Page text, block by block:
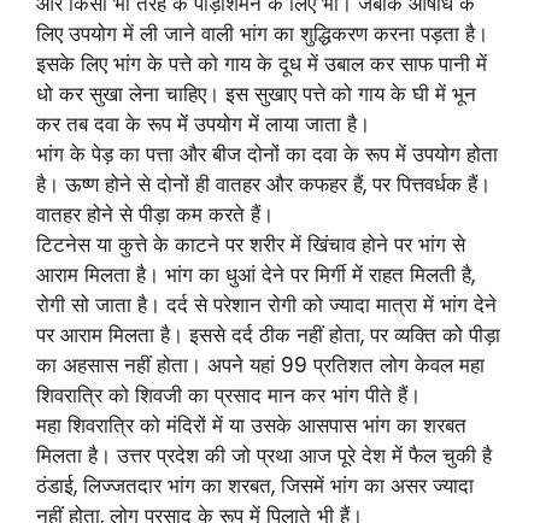
लिए उपयोग में ली जाने वाली भांग का शुद्धिकरण करना पड़ता है।
इसके लिए भांग के पत्ते को गाय के दूध में उबाल कर साफ पानी में
धो कर सुखा लेना चाहिए। इस सुखाए पत्ते को गाय के घी में भून
कर तब दवा के रूप में उपयोग में लाया जाता है।
भांग के पेड़ का पत्ता और बीज दोनों का दवा के रूप में उपयोग होता
है। ऊष्ण होने से दोनों ही वातहर और कफहर हैं, पर पित्तवर्धक हैं।
वातहर होने से पीड़ा कम करते हैं।
टिटनेस या कुत्ते के काटने पर शरीर में खिंचाव होने पर भांग से
आराम मिलता है। भांग का धुआं देने पर मिर्गी में राहत मिलती है,
रोगी सो जाता है। दर्द से परेशान रोगी को ज्यादा मात्रा में भांग देने
पर आराम मिलता है। इससे दर्द ठीक नहीं होता, पर व्यक्ति को पीड़ा
का अहसास नहीं होता। अपने यहां 99 प्रतिशत लोग केवल महा
शिवरात्रि को शिवजी का प्रसाद मान कर भांग पीते हैं।
महा शिवरात्रि को मंदिरों में या उसके आसपास भांग का शरबत
मिलता है। उत्तर प्रदेश की जो प्रथा आज पूरे देश में फैल चुकी है
ठंडाई, लिज्जतदार भांग का शरबत, जिसमें भांग का असर ज्यादा
नहीं होता, लोग प्रसाद के रूप में पिलाते भी हैं।